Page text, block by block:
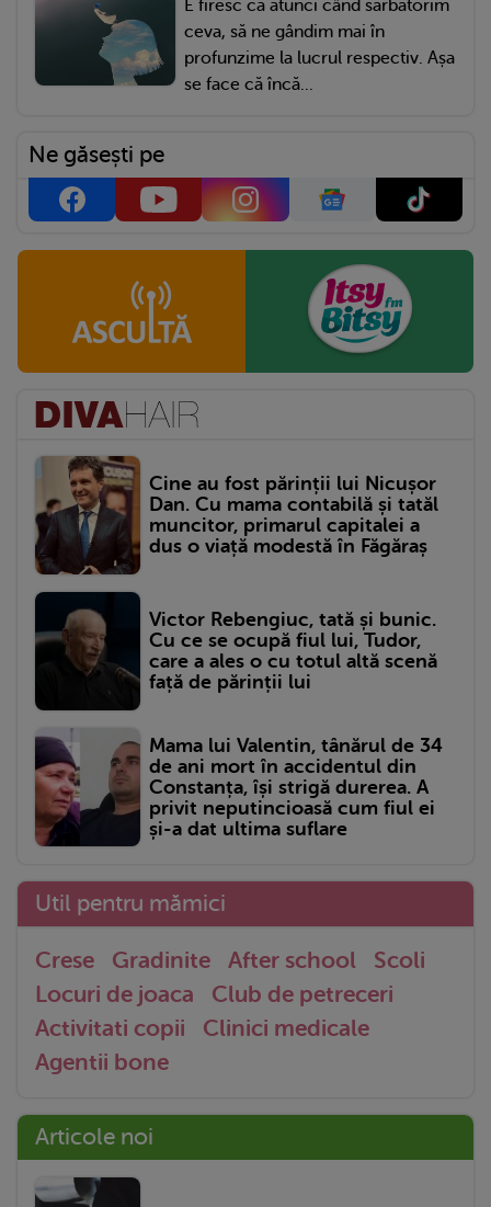
E firesc ca atunci când sărbătorim
ceva, să ne gândim mai în
profunzime la lucrul respectiv. Așa
se face că încă...
Ne găsești pe
Cine au fost părinții lui Nicușor
Dan. Cu mama contabilă și tatăl
muncitor, primarul capitalei a
dus o viață modestă în Făgăraș
Victor Rebengiuc, tată și bunic.
Cu ce se ocupă fiul lui, Tudor,
care a ales o cu totul altă scenă
față de părinții lui
Mama lui Valentin, tânărul de 34
de ani mort în accidentul din
Constanța, își strigă durerea. A
privit neputincioasă cum fiul ei
și-a dat ultima suflare
Util pentru mămici
Crese Gradinite After school
Scoli
Locuri de joaca
Club de petreceri
Activitati copii
Clinici medicale
Agentii bone
Articole noi